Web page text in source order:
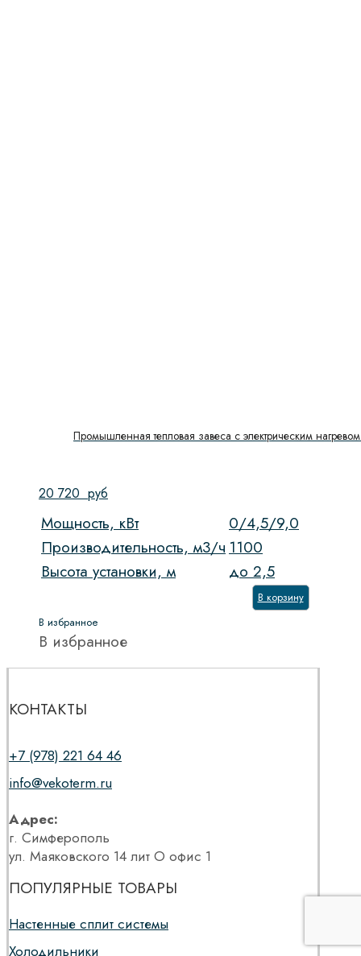
Промышленная тепловая завеса с электрическим
20 720 руб
Мощность, кВт
0/4,5/9,0
Производительность, м3/ч 1100
Высота установки, м
до 2,5
В корзину
В избранное
В избранное
КОНТАКТЫ
+7 (978) 221 64 46
info@vekoterm.ru
Адрес:
г. Симферополь
ул. Маяковского 14 лит О офис 1
ПОПУЛЯРНЫЕ ТОВАРЫ
Настенные сплит системы
Холодильники